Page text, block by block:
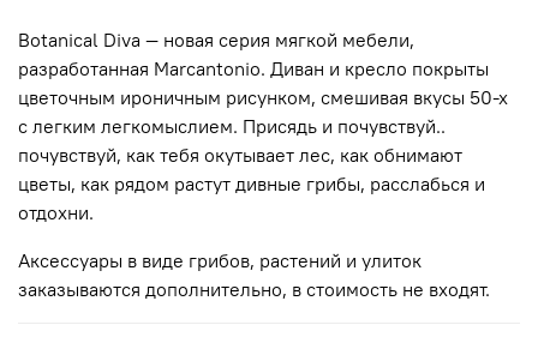
Botanical Diva — новая серия мягкой мебели,
разработанная Marcantonio. Диван и кресло покрыты
цветочным ироничным рисунком, смешивая вкусы 50-х
с легким легкомыслием. Присядь и почувствуй..
почувствуй, как тебя окутывает лес, как обнимают
цветы, как рядом растут дивные грибы, расслабься и
отдохни.
Аксессуары в виде грибов, растений и улиток
заказываются дополнительно, в стоимость не входят.